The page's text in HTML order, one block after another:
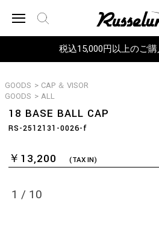
税込15,000円以上のご
GOODS > CAP ＆ VISOR
GOODS > ALL
18 BASE BALL CAP
RS-2512131-0026-f
￥13,200 (TAX IN)
1 / 10